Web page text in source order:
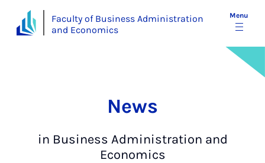
Faculty of Business Administration
and Economics
Menu
News
in Business Administration and
Economics